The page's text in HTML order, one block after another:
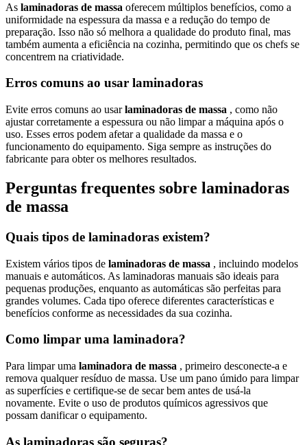
As laminadoras de massa oferecem múltiplos benefícios, como a
uniformidade na espessura da massa e a redução do tempo de
preparação. Isso não só melhora a qualidade do produto final, mas
também aumenta a eficiência na cozinha, permitindo que os chefs se
concentrem na criatividade.
Erros comuns ao usar laminadoras
Evite erros comuns ao usarlaminadoras de massa , como não
ajustar corretamente a espessura ou não limpar a máquina após o
uso. Esses erros podem afetar a qualidade da massa e o
funcionamento do equipamento. Siga sempre as instruções do
fabricante para obter os melhores resultados.
Perguntas frequentes sobre laminadoras
de massa
Quais tipos de laminadoras existem?
Existem vários tipos de laminadoras de massa , incluindo modelos
manuais e automáticos. As laminadoras manuais são ideais para
pequenas produções, enquanto as automáticas são perfeitas para
grandes volumes. Cada tipo oferece diferentes características e
benefícios conforme as necessidades da sua cozinha.
Como limpar uma laminadora?
Para limpar uma laminadora de massa , primeiro desconecte-a e
remova qualquer resíduo de massa. Use um pano úmido para limpar
as superfícies e certifique-se de secar bem antes de usá-la
novamente. Evite o uso de produtos químicos agressivos que
possam danificar o equipamento.
As laminadoras são seguras?